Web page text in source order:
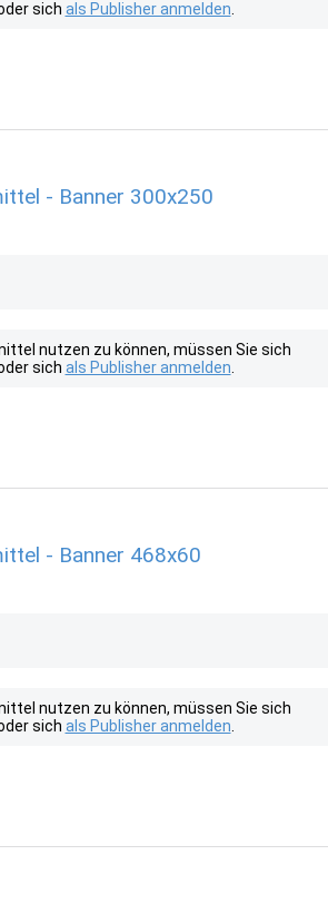
sich als Publisher anmelden
- Banner 300x250
nutzen zu können, müssen Sie sich
sich als Publisher anmelden
- Banner 468x60
nutzen zu können, müssen Sie sich
sich als Publisher anmelden